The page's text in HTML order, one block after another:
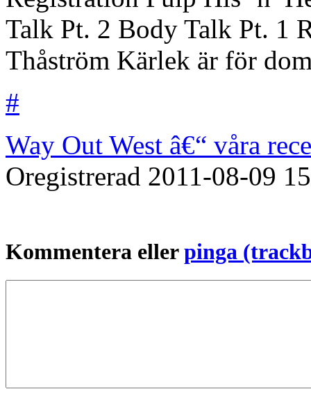
Talk Pt. 2 Body Talk Pt. 1
Thåström Kärlek är för
#
Way Out West â€“ våra
Oregistrerad 2011-08-09
Kommentera ellerpinga